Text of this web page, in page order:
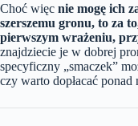
Choć więc nie mogę ich
szerszemu gronu, to za
pierwszym wrażeniu,
znajdziecie je w dobrej
specyficzny „smaczek”
czy warto dopłacać